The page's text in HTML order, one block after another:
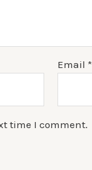
Email*
time I comment.